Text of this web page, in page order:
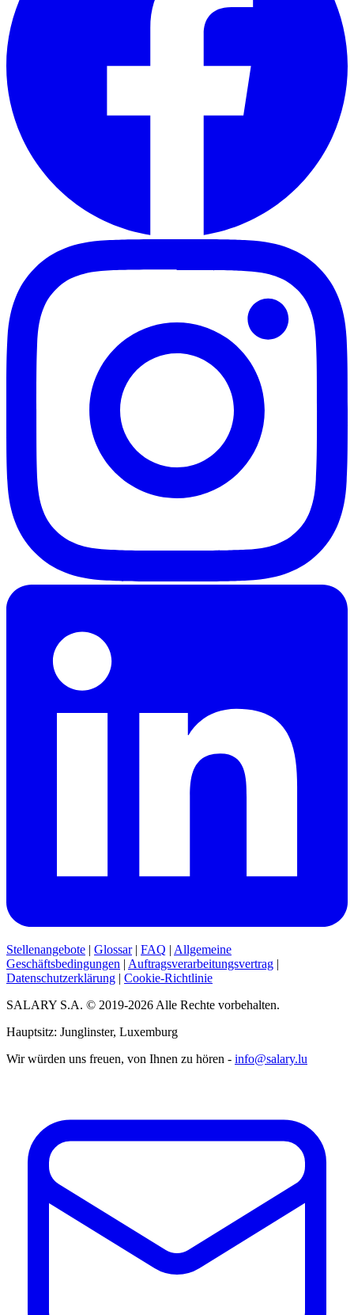
Stellenangebote | Glossar| FAQ | Allgemeine
Geschäftsbedingungen | Auftragsverarbeitungsvertrag |
Datenschutzerklärung | Cookie-Richtlinie
SALARY S.A. © 2019-2026 Alle Rechte vorbehalten.
Hauptsitz: Junglinster, Luxemburg
Wir würden uns freuen, von Ihnen zu hören - info@salary.lu